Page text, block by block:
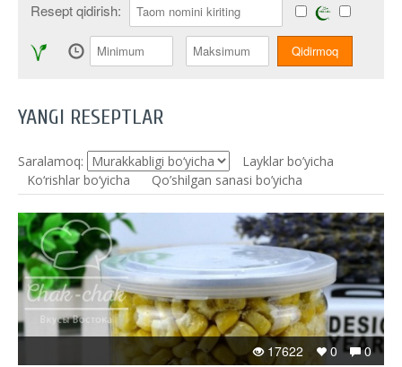
Resept qidirish:
YANGI RESEPTLAR
Saralamoq:
Layklar bo’yicha
Ko‘rishlar bo‘yicha
Qo’shilgan sanasi bo’yicha
0
0
17622